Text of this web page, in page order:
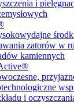
i
zatorów w
kamiennych
i